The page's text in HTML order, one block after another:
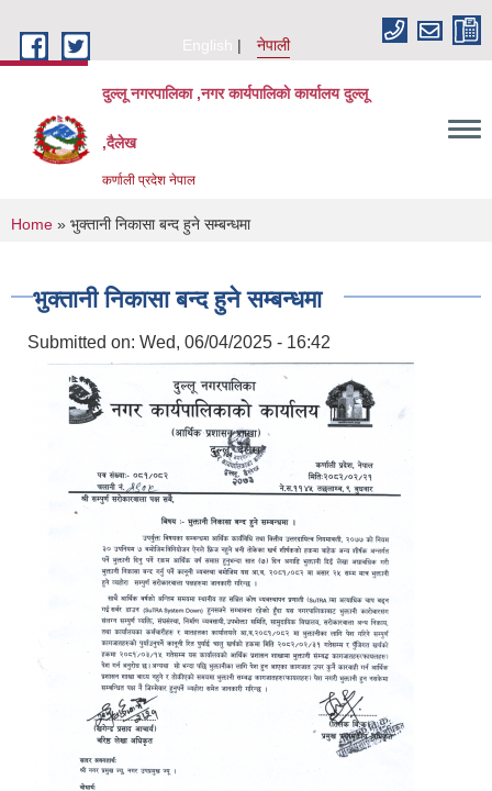
English
नेपाली
दुल्लू नगरपालिका ,नगर कार्यपालिकाे कार्यालय दुल्लू
,दैलेख
कर्णाली प्रदेश नेपाल
You are here
Home » भुक्तानी निकासा बन्द हुने सम्बन्धमा
भुक्तानी निकासा बन्द हुने सम्बन्धमा
Submitted on: Wed, 06/04/2025 - 16:42